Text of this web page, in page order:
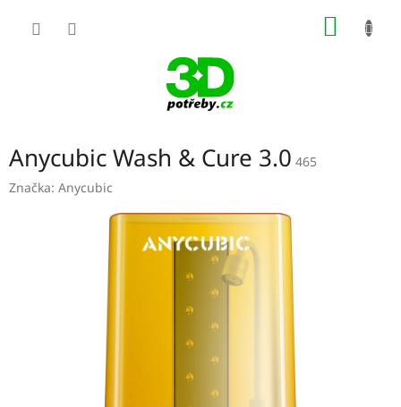
Anycubic Wash & Cure 3.0 465
Značka: Anycubic